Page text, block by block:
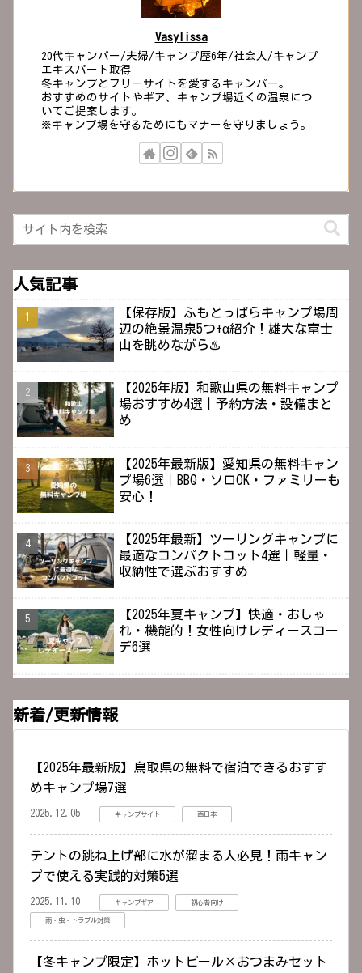
Vasylissa
20代キャンパー/夫婦/キャンプ歴6年/社会人/キャンプ
エキスパート取得
冬キャンプとフリーサイトを愛するキャンパー。
おすすめのサイトやギア、キャンプ場近くの温泉につ
いてご提案します。
※キャンプ場を守るためにもマナーを守りましょう。
人気記事
【保存版】ふもとっぱらキャンプ場周
辺の絶景温泉5つ+α紹介！雄大な富士
山を眺めながら♨️
【2025年版】和歌山県の無料キャンプ
場おすすめ4選｜予約方法・設備まと
め
【2025年最新版】愛知県の無料キャン
プ場6選｜BBQ・ソロOK・ファミリーも
安心！
【2025年最新】ツーリングキャンプに
最適なコンパクトコット4選｜軽量・
収納性で選ぶおすすめ
【2025年夏キャンプ】快適・おしゃ
れ・機能的！女性向けレディースコー
デ6選
新着/更新情報
【2025年最新版】鳥取県の無料で宿泊できるおすす
めキャンプ場7選
2025.12.05 キャンプサイト 西日本
テントの跳ね上げ部に水が溜まる人必見！雨キャン
プで使える実践的対策5選
2025.11.10 キャンプギア 初心者向け
雨・虫・トラブル対策
【冬キャンプ限定】ホットビール×おつまみセット